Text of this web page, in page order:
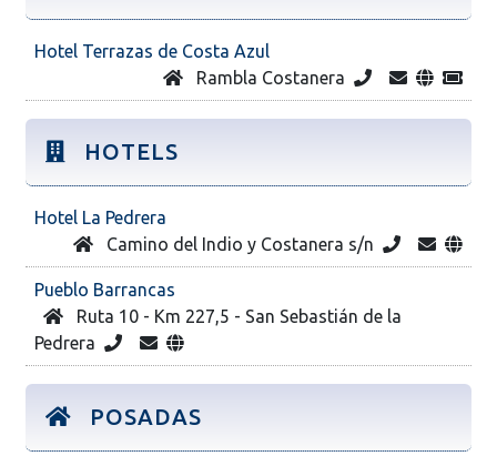
Hotel Terrazas de Costa Azul
Rambla Costanera
HOTELS
Hotel La Pedrera
Camino del Indio y Costanera s/n
Pueblo Barrancas
Ruta 10 - Km 227,5 - San Sebastián de la
Pedrera
POSADAS